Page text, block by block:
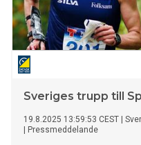
Sveriges trupp till
19.8.2025 13:59:53 CEST
Pressmeddelande